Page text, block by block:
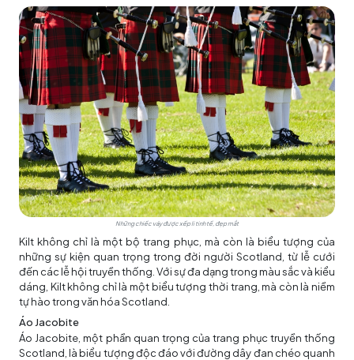
Những chiếc váy được xếp li tinh tế, đẹp mắt
Kilt không chỉ là một bộ trang phục, mà còn là biểu tượng của
những sự kiện quan trọng trong đời người Scotland, từ lễ cưới
đến các lễ hội truyền thống. Với sự đa dạng trong màu sắc và kiểu
dáng, Kilt không chỉ là một biểu tượng thời trang, mà còn là niềm
tự hào trong văn hóa Scotland.
Áo Jacobite
Áo Jacobite, một phần quan trọng của trang phục truyền thống
Scotland, là biểu tượng độc đáo với đường dây đan chéo quanh